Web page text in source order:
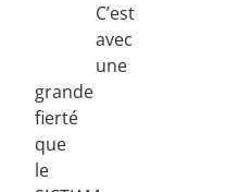
C’est
avec
une
grande
fierté
que
le